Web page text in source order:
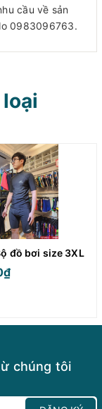
cầu về sản
0983096763.
đồ bơi size 3XL
chúng tôi